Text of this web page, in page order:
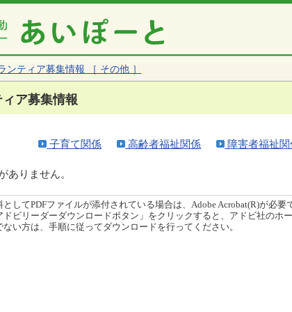
ンティア募集情報 ［ その他 ］
ア募集情報
子育て関係 高齢者福祉関係 障害者福祉関
ありません。
してPDFファイルが添付されている場合は、Adobe Acrobat(R)が必要
ビリーダーダウンロードボタン」をクリックすると、アドビ社のホ
ない方は、手順に従ってダウンロードを行ってください。